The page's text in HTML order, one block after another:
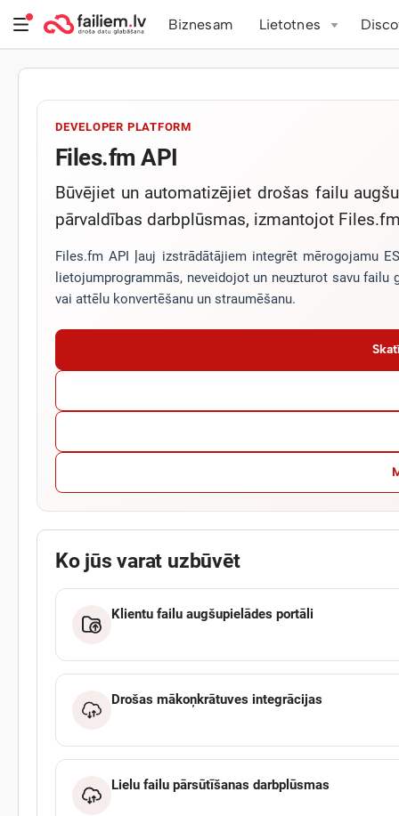
Biznesam Lietotnes
DEVELOPER PLATFORM
Files.fm API
Būvējiet un automatizējiet drošas failu
pārvaldības darbplūsmas, izmantojot
Files.fm API ļauj izstrādātājiem integrēt mērogojamu
lietojumprogrammās, neveidojot un neuzturot savu
vai attēlu konvertēšanu un straumēšanu.
Ko jūs varat uzbūvēt
Klientu failu augšupielādes portāli
Drošas mākoņkrātuves integrācijas
Lielu failu pārsūtīšanas darbplūsmas